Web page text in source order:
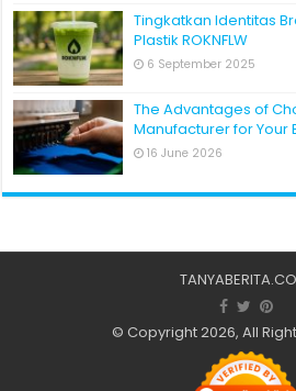
Tingkatkan Identitas
Plastik ROKNFLW
6 September 2025
The Advantages of
Manufacturer for Your
16 June 2026
© Copyright 2026, All